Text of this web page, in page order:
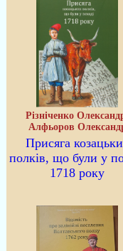
Різніченко
Алфьоров
Присяга
полків, що були у
1718 року